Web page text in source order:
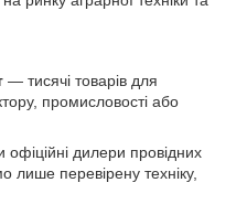
— тисячі товарів для
промисловості або
дилери провідних
лише перевірену техніку,